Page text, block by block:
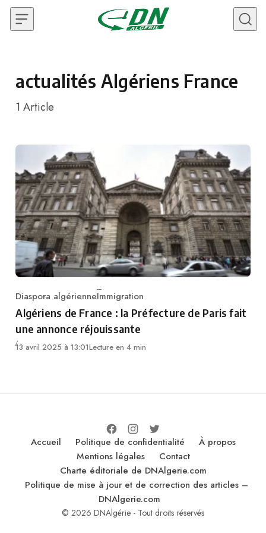
Skip to content
actualités Algériens France
1 Article
Category
Diaspora algérienneImmigration
Algériens de France : la Préfecture de Paris fait
une annonce réjouissante
13 avril 2025 à 13:01Lecture en 4 min
Accueil Politique de confidentialité
À propos
Mentions légales
Contact
Charte éditoriale de DNAlgerie.com
Politique de mise à jour et de correction des articles –
DNAlgerie.com
© 2026 DNAlgérie - Tout droits réservés